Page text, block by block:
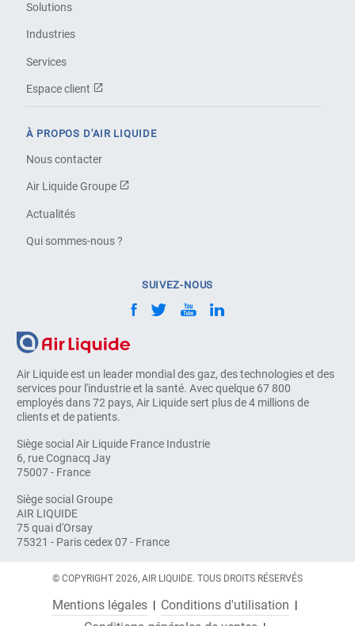
Air Liquide est un leader mondial des gaz, des technologies et des
services pour l'industrie et la santé. Avec quelque 67 800
employés dans 72 pays, Air Liquide sert plus de 4 millions de
clients et de patients.
Siège social Air Liquide France Industrie
6, rue Cognacq Jay
75007 - France
Siège social Groupe
AIR LIQUIDE
75 quai d'Orsay
75321 - Paris cedex 07 - France
Solutions
Industries
Services
Espace client
À PROPOS D'AIR LIQUIDE
Nous contacter
Air Liquide Groupe
Actualités
Qui sommes-nous ?
SUIVEZ-NOUS
© COPYRIGHT 2026, AIR LIQUIDE. TOUS DROITS RÉSERVÉS
Mentions légales
Conditions d'utilisation